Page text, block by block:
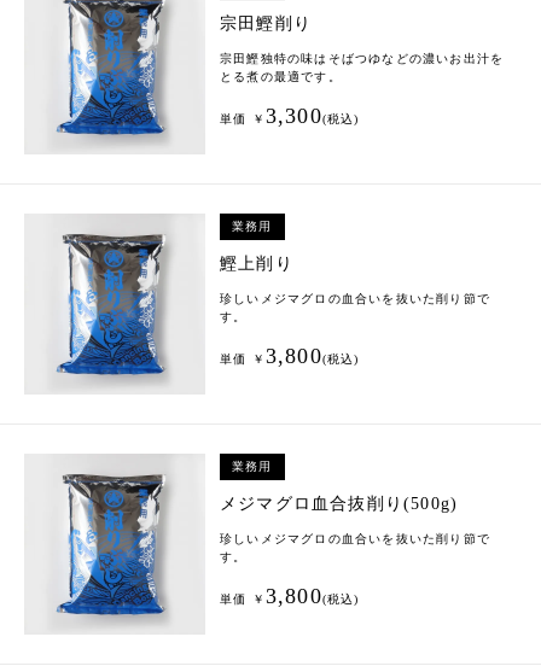
宗田鰹削り
宗田鰹独特の味はそばつゆなどの濃いお出汁を
とる煮の最適です。
単価 ￥ 3,300(税込)
業務用
鰹上削り
珍しいメジマグロの血合いを抜いた削り節で
す。
単価 ￥ 3,800(税込)
業務用
メジマグロ血合抜削り(500g)
珍しいメジマグロの血合いを抜いた削り節で
す。
単価 ￥ 3,800(税込)